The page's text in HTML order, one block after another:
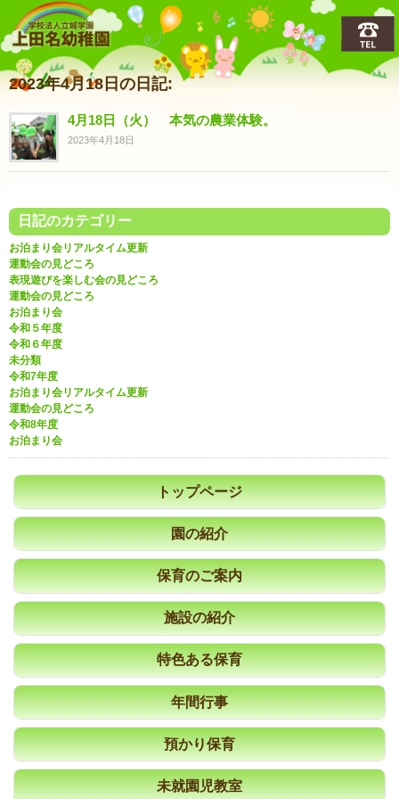
上田名(うえだな)幼稚園
2023年4月18日の日記:
4月18日（火） 本気の農業体験。
2023年4月18日
日記のカテゴリー
お泊まり会リアルタイム更新
運動会の見どころ
表現遊びを楽しむ会の見どころ
運動会の見どころ
お泊まり会
令和５年度
令和６年度
未分類
令和7年度
お泊まり会リアルタイム更新
運動会の見どころ
令和8年度
お泊まり会
トップページ
園の紹介
保育のご案内
施設の紹介
特色ある保育
年間行事
預かり保育
未就園児教室